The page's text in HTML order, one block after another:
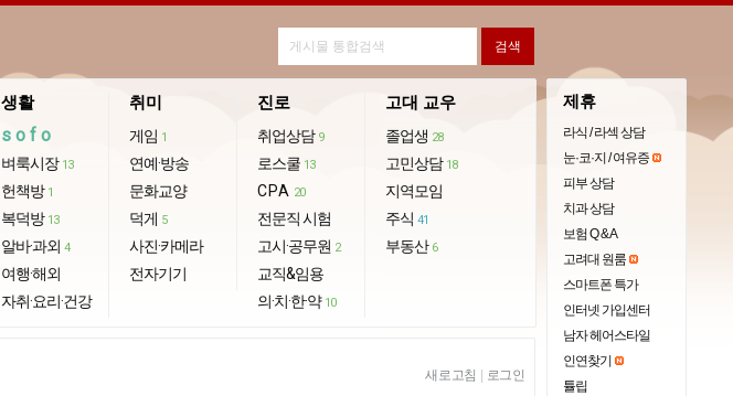
생활
sofo
벼룩시장 13
헌책방 1
복덕방 13
알바·과외 4
여행·해외
자취·요리·건강
취미
게임 1
연예·방송
문화교양
덕게 5
사진·카메라
전자기기
진로
취업상담 9
로스쿨 13
CPA 20
전문직 시험
고시·공무원 2
교직&임용
의·치·한·약 10
고대 교우
졸업생 28
고민상담 18
지역모임
주식 41
부동산 6
새로고침 로그인
제휴
라식 / 라섹 상담
눈·코·지 / 여유증
피부 상담
치과 상담
보험 Q & A
고려대 원룸
스마트폰 특가
인터넷 가입센터
남자 헤어스타일
인연찾기
튤립